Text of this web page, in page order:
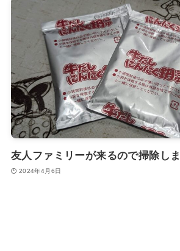
友人ファミリーが来るので掃除しま
2024年4月6日